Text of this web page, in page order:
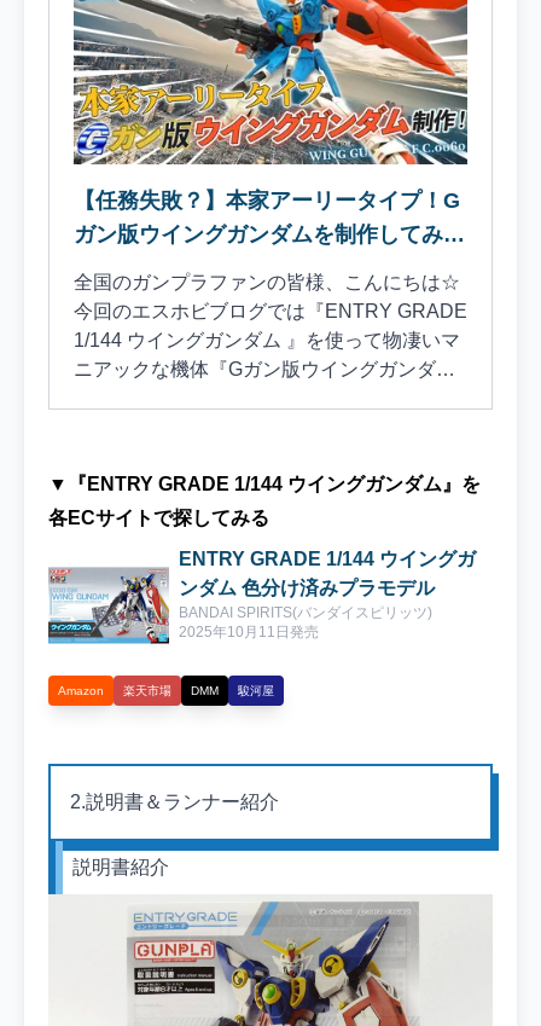
【任務失敗？】本家アーリータイプ！G
ガン版ウイングガンダムを制作してみ
た！【エントリーグレード】
全国のガンプラファンの皆様、こんにちは☆
今回のエスホビブログでは『ENTRY GRADE
1/144 ウイングガンダム 』を使って物凄いマ
ニアックな機体『Gガン版ウイングガンダ
キット紹介4.制作ポイント5.カラーレシピ6.
塗装ポイント7.完成！！8.ギャラリー9.次回
『ENTRY GRADE 1/144 ウイングガンダ
ム』！発売当初は早速レビューをブログで紹
介したのですが、TV版ウイングガンダムのカ
よね・・・・・・。エンドレスワルツのバリ
スト出演したバージョンを制作していくこと
ム』。『ウインガンダム F.C.0060』や『ウイ
ングガンダム デビルガンダム最終決戦仕
様』・『ウイングガンダム オリジン』『ウイ
ングガンダム ガンダム連合所属機』など色々
悩みましたが、シンプルにしました(*^^)v機
動武闘伝Gガンダムの最終話にでガンダム連
▼『ENTRY GRADE 1/144 ウイングガンダム』を
各ECサイトで探してみる
ENTRY GRADE 1/144 ウイングガ
ンダム 色分け済みプラモデル
BANDAI SPIRITS(バンダイスピリッツ)
2025年10月11日発売
Amazon 楽天市場 DMM 駿河屋
2.説明書＆ランナー紹介
説明書紹介